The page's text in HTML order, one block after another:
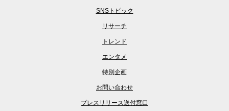
SNSトピック
リサーチ
トレンド
エンタメ
特別企画
お問い合わせ
プレスリリース送付窓口